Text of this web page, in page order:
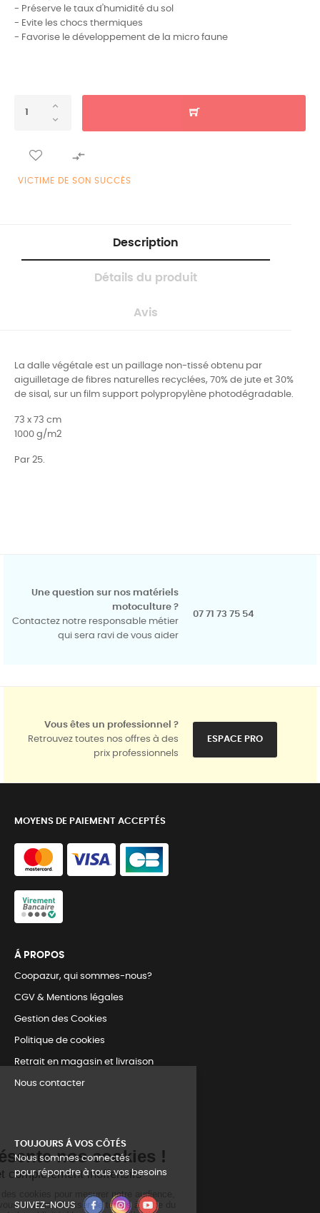
- Préserve le taux d'humidité du sol
- Evite les chocs thermiques
- Favorise le développement de la micro faune

VICTIME DE SON SUCCÈS
Description
Détails du produit
Avis
La dalle végétale est un paillage non-tissé obtenu par
aiguilletage de fibres naturelles recyclées, 70% de jute et 30%
de sisal, sur un film support polypropylène photodégradable.
73 x 73 cm
1000 g/m2
Par 25.
Une question sur nos matériels
motoculture ?
Contactez notre responsable métier
qui sera ravi de vous aider
07 71 73 75 54
Vous êtes un professionnel ?
Retrouvez toutes nos offres à des
prix professionnels
ESPACE PRO
MOYENS DE PAIEMENT ACCEPTÉS
Á PROPOS
Coopazur, qui sommes-nous?
CGV & Mentions légales
Gestion des Cookies
Politique de cookies
Retrait en magasin et livraison
Nous contacter
TOUJOURS Á VOS CÔTÉS
Nous sommes connectés
pour répondre à tous vos besoins
SUIVEZ-NOUS